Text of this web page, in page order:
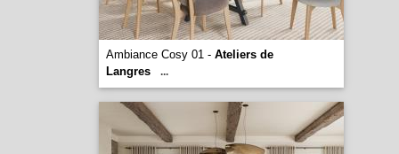
Ambiance Cosy 01 - Ateliers de
Langres
...